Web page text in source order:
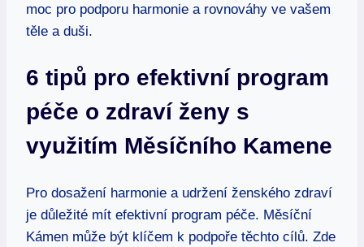
moc pro podporu harmonie a rovnováhy ve vašem
těle a duši.
6 tipů pro efektivní program
péče o zdraví ženy s
využitím Měsíčního Kamene
Pro dosažení harmonie a udržení ženského zdraví
je důležité mít efektivní program péče. Měsíční
Kámen může být klíčem k podpoře těchto cílů. Zde